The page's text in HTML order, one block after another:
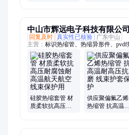
中山市辉远电子科技有限公司
回复及时 真实性已核验
广东中山
主营： 标识热缩管、热缩异形件、pvdf
缩管、氟橡胶模缩套、电缆分叉模缩
菌热缩套管
硅胶热缩套管 材
质柔软抗高压耐
供应聚偏氟乙烯
热缩管 抗高温耐